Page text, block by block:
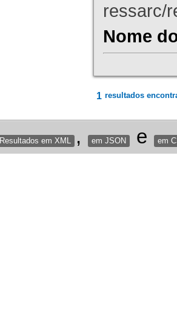
ressarc/
Nome
1 resultados
Resultados em XML , em JSON e em